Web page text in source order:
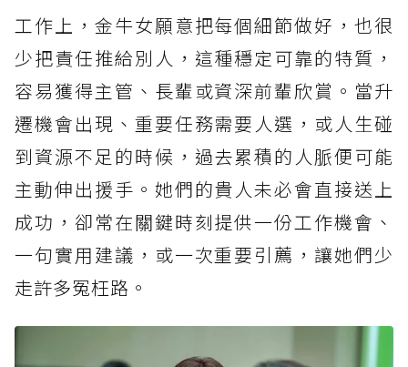
工作上，金牛女願意把每個細節做好，也很
少把責任推給別人，這種穩定可靠的特質，
容易獲得主管、長輩或資深前輩欣賞。當升
遷機會出現、重要任務需要人選，或人生碰
到資源不足的時候，過去累積的人脈便可能
主動伸出援手。她們的貴人未必會直接送上
成功，卻常在關鍵時刻提供一份工作機會、
一句實用建議，或一次重要引薦，讓她們少
走許多冤枉路。